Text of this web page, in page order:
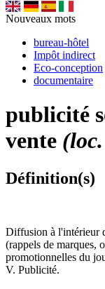
Nouveaux mots
bureau-hôtel
Impôt indirect
Eco-conception
documentaire
publicité
vente
Définition(s)
Diffusion à l'intérieur
(rappels de marques,
promotionnelles du
V. Publicité.